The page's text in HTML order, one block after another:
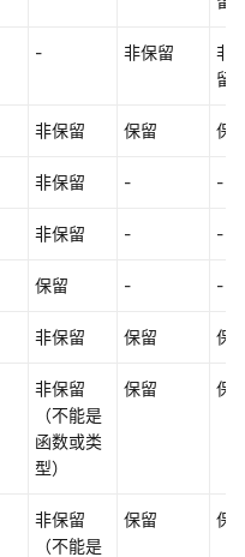
- 非保留
非
留
非保留 保留 保
非保留 - -
非保留 - -
保留 - -
非保留 保留 保
非保留
（不能是
函数或类
型）
保留 保
非保留
（不能是
保留 保